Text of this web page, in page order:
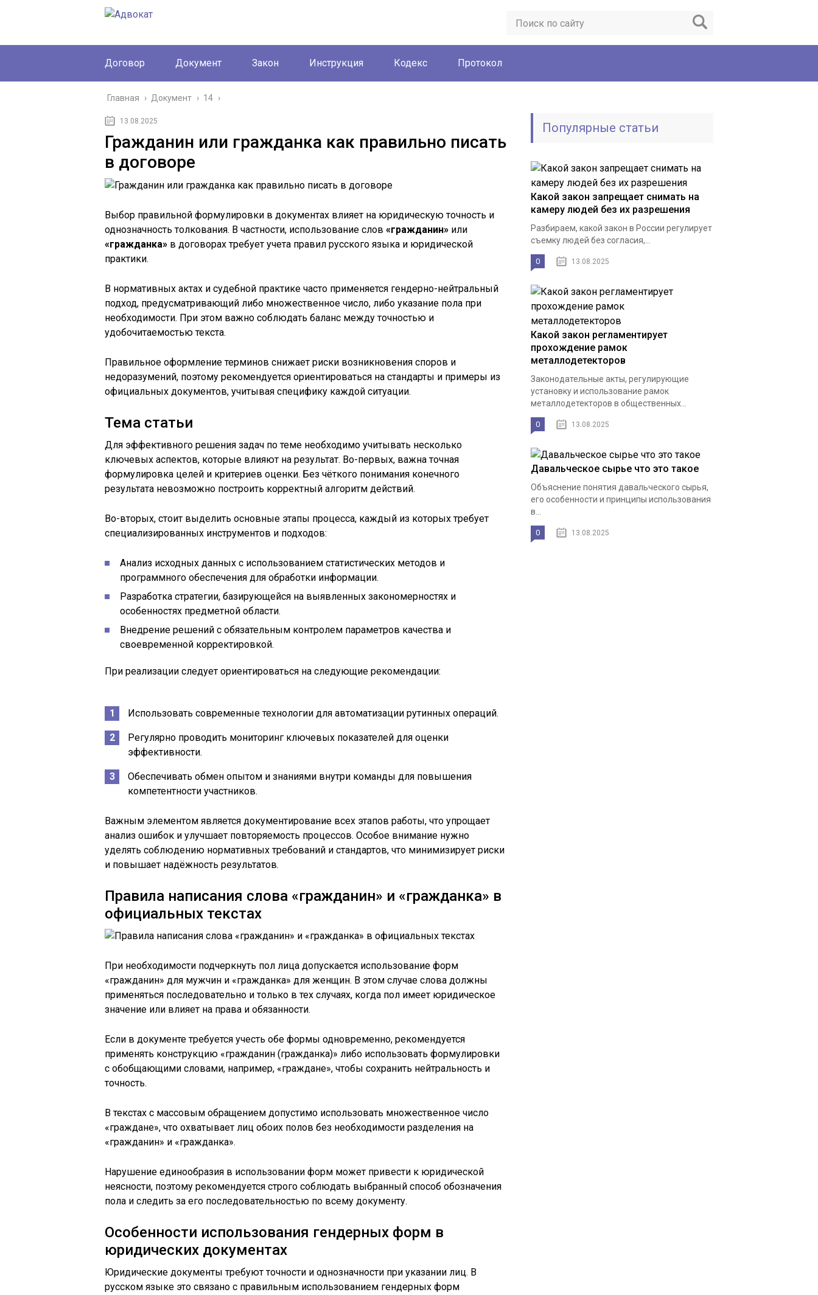
Договор Документ Закон Инструкция Кодекс Протокол
Главная › Документ › 14 ›
13.08.2025
Гражданин или гражданка как правильно писать
в договоре
Выбор правильной формулировки в документах влияет на юридическую точность и
однозначность толкования. В частности, использование слов «гражданин» или
«гражданка» в договорах требует учета правил русского языка и юридической
практики.
В нормативных актах и судебной практике часто применяется гендерно-нейтральный
подход, предусматривающий либо множественное число, либо указание пола при
необходимости. При этом важно соблюдать баланс между точностью и
удобочитаемостью текста.
Правильное оформление терминов снижает риски возникновения споров и
недоразумений, поэтому рекомендуется ориентироваться на стандарты и примеры из
официальных документов, учитывая специфику каждой ситуации.
Тема статьи
Для эффективного решения задач по теме необходимо учитывать несколько
ключевых аспектов, которые влияют на результат. Во-первых, важна точная
формулировка целей и критериев оценки. Без чёткого понимания конечного
результата невозможно построить корректный алгоритм действий.
Во-вторых, стоит выделить основные этапы процесса, каждый из которых требует
специализированных инструментов и подходов:
Анализ исходных данных с использованием статистических методов и
программного обеспечения для обработки информации.
Разработка стратегии, базирующейся на выявленных закономерностях и
особенностях предметной области.
Внедрение решений с обязательным контролем параметров качества и
своевременной корректировкой.
При реализации следует ориентироваться на следующие рекомендации:
Использовать современные технологии для автоматизации рутинных операций.
Регулярно проводить мониторинг ключевых показателей для оценки
эффективности.
Обеспечивать обмен опытом и знаниями внутри команды для повышения
компетентности участников.
Важным элементом является документирование всех этапов работы, что упрощает
анализ ошибок и улучшает повторяемость процессов. Особое внимание нужно
уделять соблюдению нормативных требований и стандартов, что минимизирует риски
и повышает надёжность результатов.
Правила написания слова «гражданин» и «гражданка» в
официальных текстах
При необходимости подчеркнуть пол лица допускается использование форм
«гражданин» для мужчин и «гражданка» для женщин. В этом случае слова должны
применяться последовательно и только в тех случаях, когда пол имеет юридическое
значение или влияет на права и обязанности.
Если в документе требуется учесть обе формы одновременно, рекомендуется
применять конструкцию «гражданин (гражданка)» либо использовать формулировки
с обобщающими словами, например, «граждане», чтобы сохранить нейтральность и
точность.
В текстах с массовым обращением допустимо использовать множественное число
«граждане», что охватывает лиц обоих полов без необходимости разделения на
«гражданин» и «гражданка».
Нарушение единообразия в использовании форм может привести к юридической
неясности, поэтому рекомендуется строго соблюдать выбранный способ обозначения
пола и следить за его последовательностью по всему документу.
Особенности использования гендерных форм в
юридических документах
Юридические документы требуют точности и однозначности при указании лиц. В
русском языке это связано с правильным использованием гендерных форм
Популярные статьи
Какой закон запрещает снимать на
камеру людей без их разрешения
Разбираем, какой закон в России регулирует
съемку людей без согласия,...
0 13.08.2025
Какой закон регламентирует
прохождение рамок
металлодетекторов
Законодательные акты, регулирующие
установку и использование рамок
металлодетекторов в общественных...
0 13.08.2025
Давальческое сырье что это такое
Объяснение понятия давальческого сырья,
его особенности и принципы использования
в...
0 13.08.2025